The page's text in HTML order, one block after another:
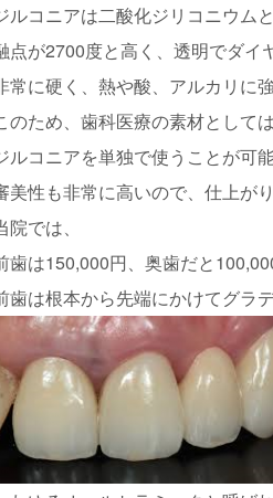
ルコニアは二酸化ジリコニウム
点が2700度と高く、透明でダイ
常に硬く、熱や酸、アルカリに
のため、歯科医療の素材として
ルコニアを単独で使うことが可能
美性も非常に高いので、仕上が
院では、
歯は150,000円、奥歯だと
歯は根本から先端にかけてグラ